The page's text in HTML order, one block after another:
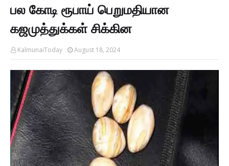
பல கோடி ரூபாய் பெறுமதியான
கஜமுத்துக்கள் சிக்கின
KalmunaiToday August 18, 2024